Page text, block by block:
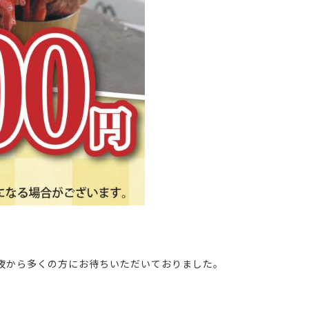
ら多くの方にお待ちいただいておりました。